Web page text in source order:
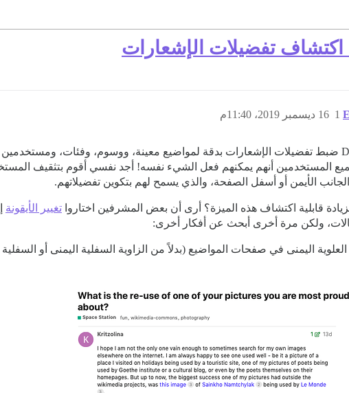
اكتشاف تفضيلات الإشعارات
16 ديسمبر 2019، 11:40م 1
المستخدمين أنهم يمكنهم فعل الشيء نفسه! أجد نفسي أقوم بتثقيف
الأيمن أو أسفل الصفحة، والذي يسمح لهم بتكوين تفضيلاتهم.
قابلية اكتشاف هذه الميزة؟ أرى أن بعض المشرفين اختاروا تغيير الأيقونة
ولكن مرة أخرى أبحث عن أفكار أخرى:
العلوية اليمنى في صفحات المواضيع (بدلاً من الزاوية السفلية اليمنى أو